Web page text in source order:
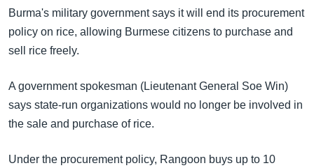
ကျော်
ကြည့်
ရန်
အ
ညွန်း
စာမျက်နှာ
ကျော်
အမေရိကန်သုံးအီဒီယံ
မကြေးမုံရဲ့ အင်္ဂလိပ်စာ
သုတပဒေသာ အင်္ဂလိပ်စာ
အပတ်စဉ်ကဏ္ဍများ
ရေဒီယို
ရေဒီယိုနှင့်ရုပ်သံ အချက်အလက်များ
Learning English
Burma's military government says it will end its procurement
policy on rice, allowing Burmese citizens to purchase and
sell rice freely.
A government spokesman (Lieutenant General Soe Win)
says state-run organizations would no longer be involved in
the sale and purchase of rice.
Under the procurement policy, Rangoon buys up to 10